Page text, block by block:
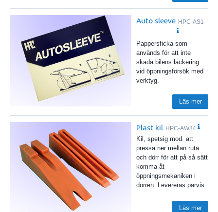
Auto sleeve HPC-AS1
Pappersficka som
används för att inte
skada bilens lackering
vid öppningsförsök med
verktyg.
Läs mer
Plast kil HPC-AW34
Kil, spetsig mod. att
pressa ner mellan ruta
och dörr för att på så sätt
komma åt
öppningsmekaniken i
dörren. Levereras parvis.
Läs mer